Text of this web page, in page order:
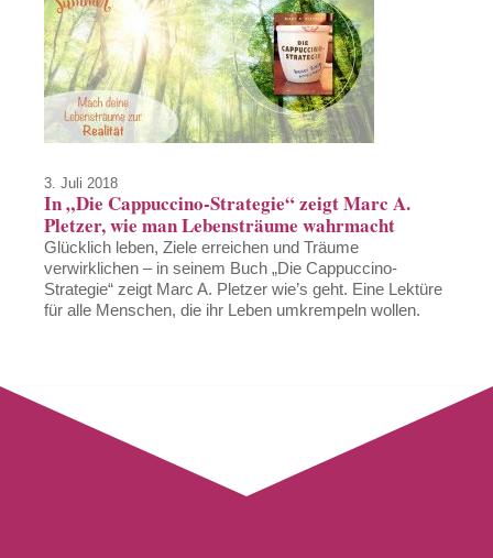
3. Juli 2018
In „Die Cappuccino-Strategie“ zeigt Marc A.
Pletzer, wie man Lebensträume wahrmacht
Glücklich leben, Ziele erreichen und Träume
verwirklichen – in seinem Buch „Die Cappuccino-
Strategie“ zeigt Marc A. Pletzer wie’s geht. Eine Lektüre
für alle Menschen, die ihr Leben umkrempeln wollen.